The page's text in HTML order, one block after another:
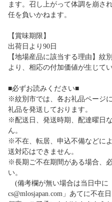
ます。召し上がって体調を崩さ
任を負いかねます。
【賞味期限】
出荷日より90日
【地場産品に該当する理由】紋
より、相応の付加価値が生じて
■必ずお読みください■
※紋別市では、各お礼品ページ
礼品を発送しております。
※配送日、発送時期、配達曜日
ん。
※不在、転居、申込不備などに
送対応はできません。
※長期ご不在期間がある場合、
い。
(備考欄が無い場合は当日中に
cs@mlosjapan.com」あてに不在